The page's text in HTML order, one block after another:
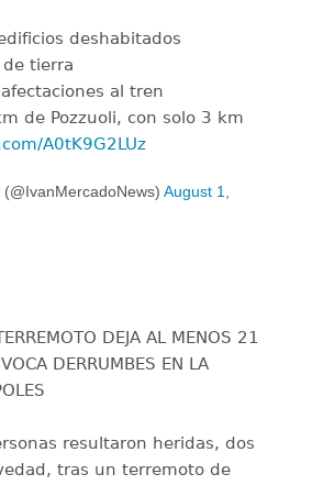
deshabitados
tierra
al tren
de Pozzuoli, con solo 3 km
A0tK9G2LUz
August 1,
DEJA AL MENOS 21
DERRUMBES EN LA
resultaron heridas, dos
tras un terremoto de